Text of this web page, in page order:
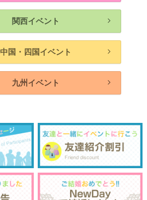
関西イベント
中国・四国イベント
九州イベント